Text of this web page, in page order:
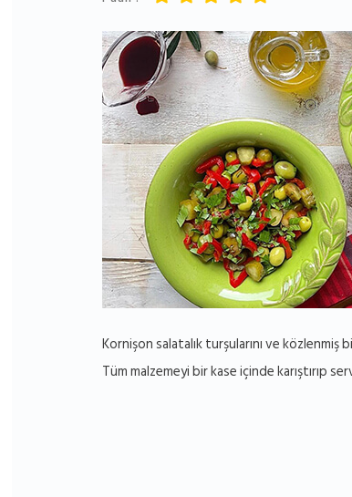
Kornişon salatalık turşularını ve közlenmiş
Tüm malzemeyi bir kase içinde karıştırıp